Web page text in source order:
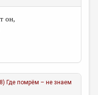
он,
Где помрём – не знаем